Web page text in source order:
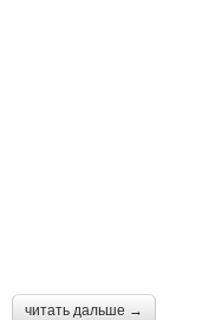
читать дальше →